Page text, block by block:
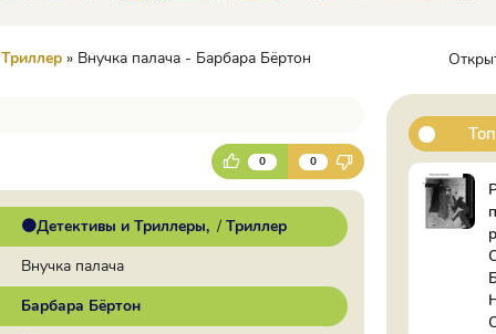
Триллер » Внучка палача - Барбара Бёртон
0 0
🟠Детективы и Триллеры / Триллер
Внучка палача
Барбара Бёртон